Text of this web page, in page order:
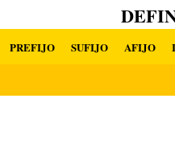
PREFIJO SUFIJO AFIJO